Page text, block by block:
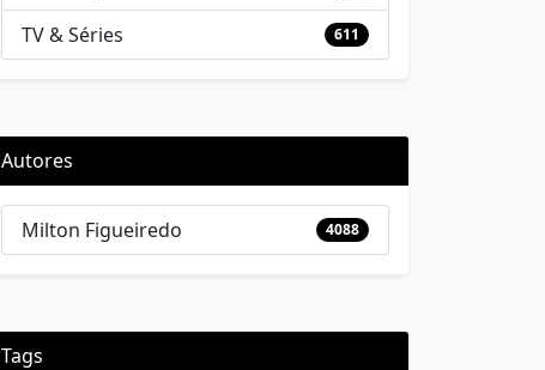
TV & Séries 611
Autores
Milton Figueiredo 4088
Tags